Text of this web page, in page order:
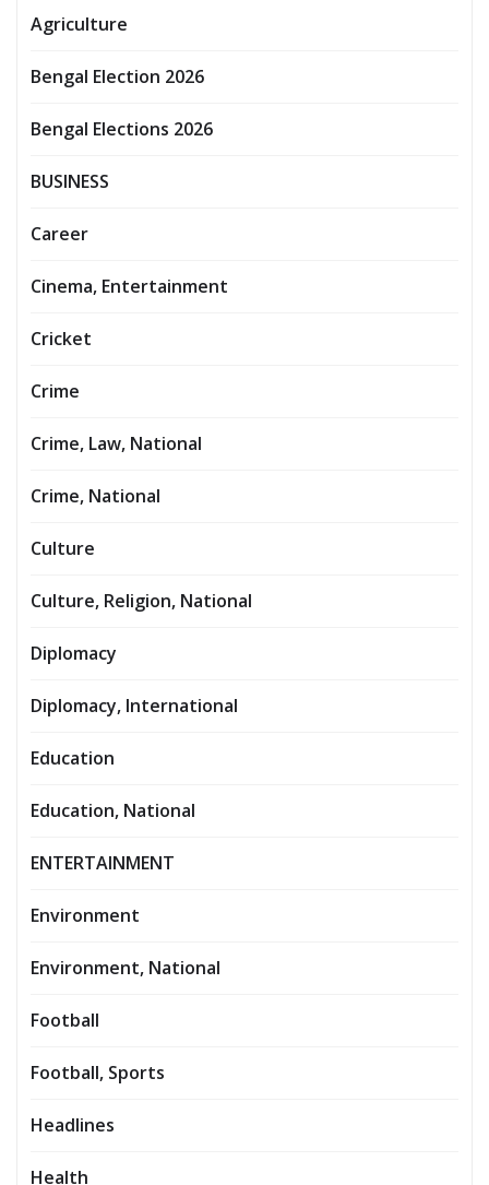
Agriculture
Bengal Election 2026
Bengal Elections 2026
BUSINESS
Career
Cinema, Entertainment
Cricket
Crime
Crime, Law, National
Crime, National
Culture
Culture, Religion, National
Diplomacy
Diplomacy, International
Education
Education, National
ENTERTAINMENT
Environment
Environment, National
Football
Football, Sports
Headlines
Health